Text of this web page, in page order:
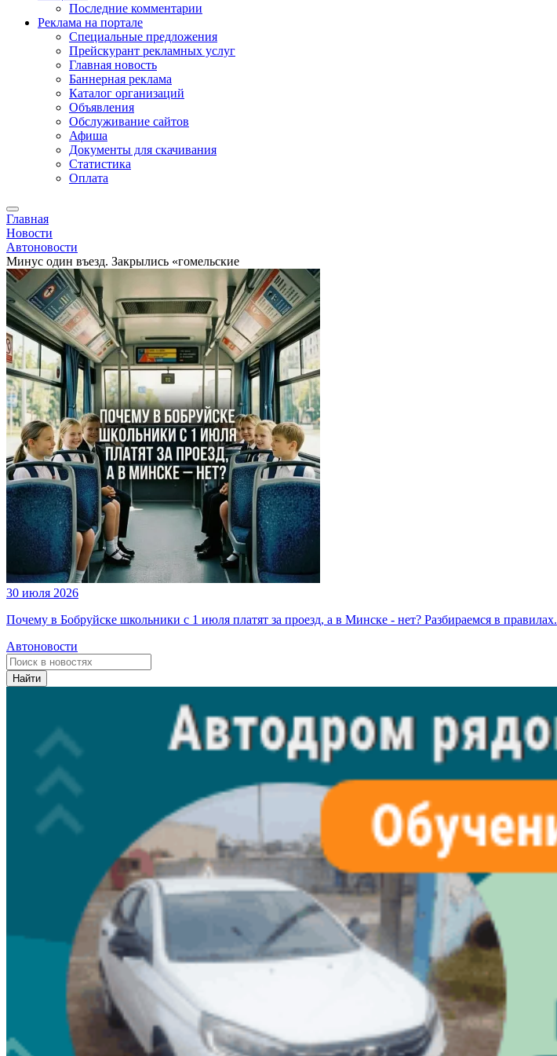
Последние комментарии
Реклама на портале
Специальные предложения
Прейскурант рекламных услуг
Главная новость
Баннерная реклама
Каталог организаций
Объявления
Обслуживание сайтов
Афиша
Документы для скачивания
Статистика
Оплата
Главная
Новости
Автоновости
Минус один въезд. Закрылись «гомельские
30 июля 2026
Почему в Бобруйске школьники с 1 июля платят за проезд, а в Минске - нет? Разбираемся в правилах.
Автоновости
Найти